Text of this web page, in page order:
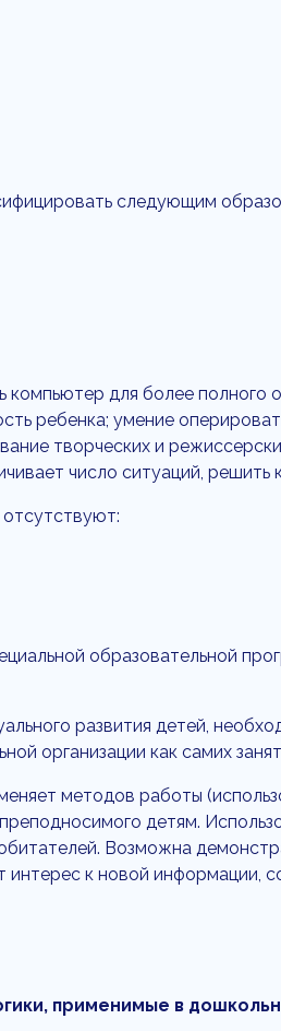
следующим
компьютер для более
ребенка; умение
творческих и
число ситуаций,
образовательной
развития детей,
организации как самих
методов работы
детям.
Возможна
к новой информации,
применимые в